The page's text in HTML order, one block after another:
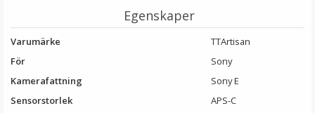
Egenskaper
Varumärke
TTArtisan
För
Sony
Kamerafattning
Sony E
Sensorstorlek
APS-C